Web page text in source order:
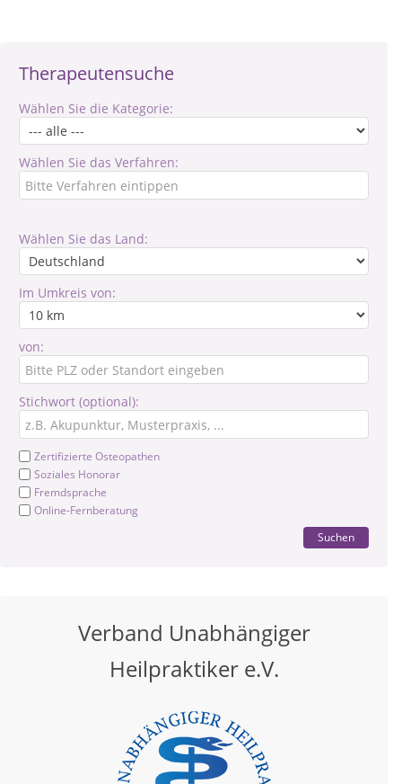
Therapeutensuche
Wählen Sie die Kategorie:
Wählen Sie das Verfahren:
Wählen Sie das Land:
Im Umkreis von:
von:
Stichwort (optional):
Zertifizierte Osteopathen
Soziales Honorar
Fremdsprache
Online-Fernberatung
Suchen
Verband Unabhängiger
Heilpraktiker e.V.